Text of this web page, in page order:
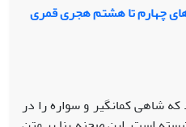
چهارم تا هشتم هجری قمری
آراسته شده­اند که شاهی کمان­گیر و سواره را در